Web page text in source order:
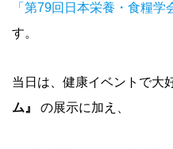
「第79回日本栄養・食糧学
す。
当日は、健康イベントで大
ム』
の展示に加え、